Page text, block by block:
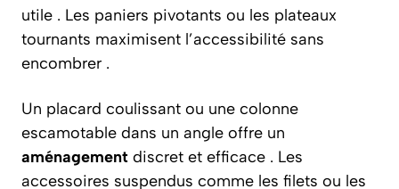
utile . Les paniers pivotants ou les plateaux
tournants maximisent l’accessibilité sans
encombrer .
Un placard coulissant ou une colonne
escamotable dans un angle offre un
aménagement discret et efficace . Les
accessoires suspendus comme les filets ou les